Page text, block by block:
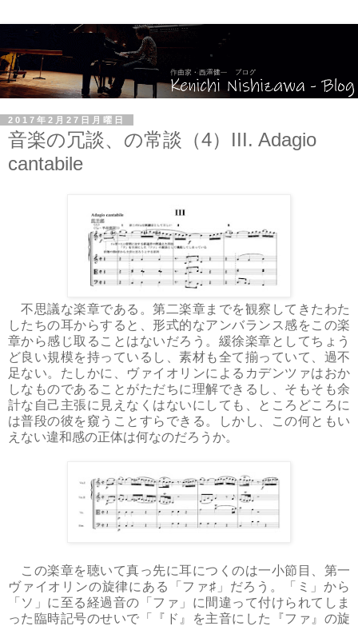
2017年2月27日月曜日
音楽の冗談、の常談（4）III. Adagio
cantabile
不思議な楽章である。第二楽章までを観察してきたわた
したちの耳からすると、形式的なアンバランス感をこの楽
章から感じ取ることはないだろう。緩徐楽章としてちょう
ど良い規模を持っているし、素材も全て揃っていて、過不
足ない。たしかに、ヴァイオリンによるカデンツァはおか
しなものであることがただちに理解できるし、そもそも余
計な自己主張に見えなくはないにしても、ところどころに
は普段の彼を窺うことすらできる。しかし、この何ともい
えない違和感の正体は何なのだろうか。
この楽章を聴いて真っ先に耳につくのは一小節目、第一
ヴァイオリンの旋律にある「ファ♯」だろう。「ミ」から
「ソ」に至る経過音の「ファ」に間違って付けられてしま
った臨時記号のせいで「『ド』を主音にした『ファ』の旋